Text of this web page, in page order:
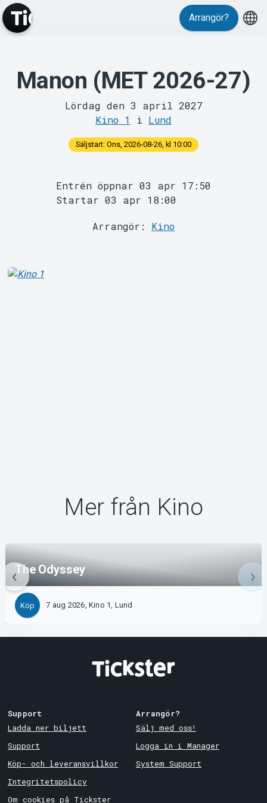
MyTickster
Support
Arrangör?
Manon (MET 2026-27)
Lördag den 3 april 2027
Kino 1
i Lund
Säljstart: Ons, 2026-08-26, kl 10:00
Entrén öppnar 03 apr 17:50
Startar 03 apr 18:00
Arrangör: Kino
Mer från Kino
The Odyssey
Köp 7 aug 2026, Kino 1, Lund
Support
Ladda ner biljett
Support
Köp- och leveransvillkor
Integritetspolicy
Om cookies på Tickster
Arrangör?
Sälj med oss!
Logga in i Manager
System Support